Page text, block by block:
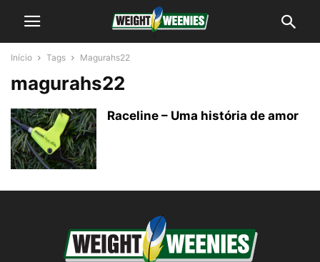
Início Tags Magurahs22
magurahs22
Raceline – Uma história de amor